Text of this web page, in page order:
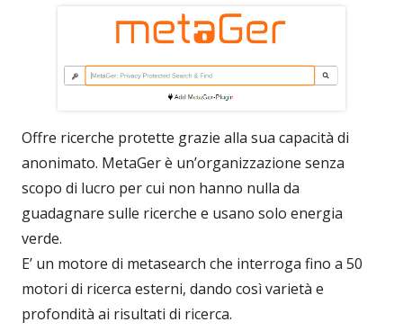
Offre ricerche protette grazie alla sua capacità di
anonimato. MetaGer è un’organizzazione senza
scopo di lucro per cui non hanno nulla da
guadagnare sulle ricerche e usano solo energia
verde.
E’ un motore di metasearch che interroga fino a 50
motori di ricerca esterni, dando così varietà e
profondità ai risultati di ricerca.